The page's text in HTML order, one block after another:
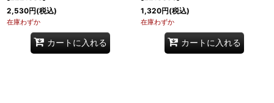
2,530円(税込)
在庫わずか
カートに入れる
1,320円(税込)
在庫わずか
カートに入れる